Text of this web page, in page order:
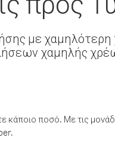
με χαμηλότερη
χαμηλής
ποσό. Με τις